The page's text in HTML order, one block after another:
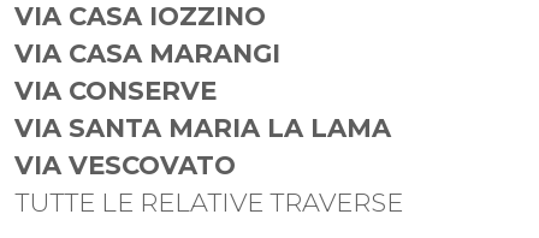
VIA CASA IOZZINO
VIA CASA MARANGI
VIA CONSERVE
VIA SANTA MARIA LA LAMA
VIA VESCOVATO
TUTTE LE RELATIVE TRAVERSE